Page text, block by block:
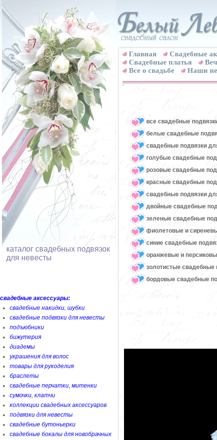
каталог свадебных подвязок
для невесты
свадебные аксессуары:
свадебные накидки, шубки
свадебные подвязки для невесты
подъюбники
бижутерия
диадемы
украшения для волос
товары для рукоделия
браслеты
свадебные перчатки, митенки
сумочки, клатчи
коллекции свадебных аксессуаров
подвязки для невесты
свадебные бутоньерки
свадебные бокалы для новобрачных
Главная
Свадебные
Cвадебные платья
Все о свадьбе
Наши
все свадебные
белые свадебные
свадебные подвязки
голубые свадебные
розовые свадебные
красные свадебные
свадебные подвязки
двойные свадебные
зеленые свадебные
фиолетовые и
синие свадебные
оранжевые и
золотистые свадебные
бордовые свадебные